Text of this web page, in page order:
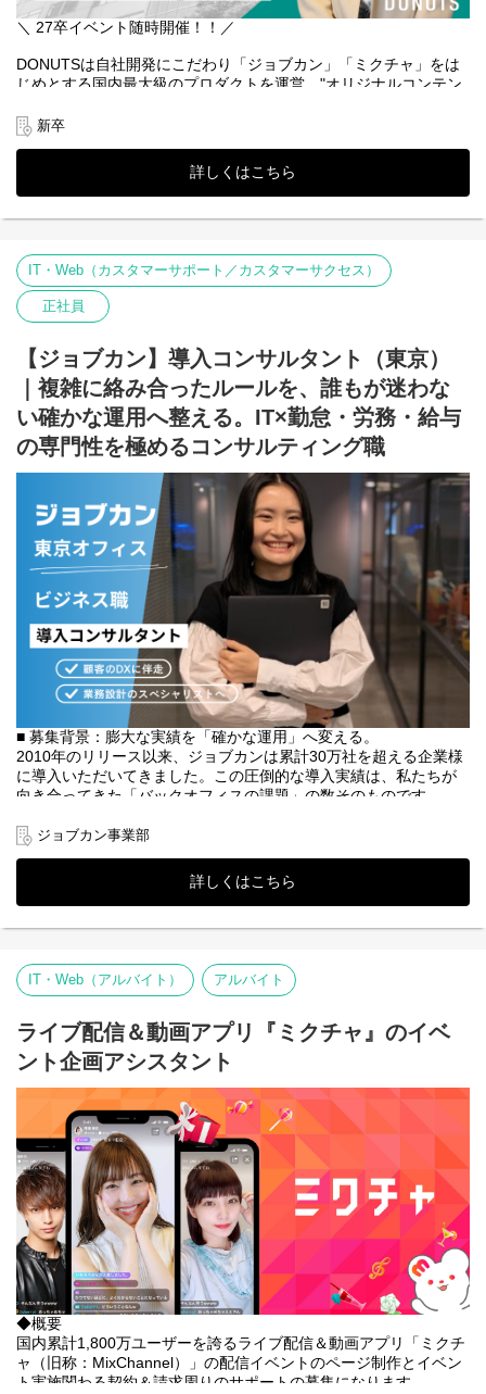
『カルテ入れ替えの立ち会いで操作を教えてもらっているうち
に、自分でもいろいろやってみたくなってしまった・・・』
『ルーティン業務だけだと満足できず業務効率化が生きがいか
も・・・』
『医療事務の知識を活かして、医療事務より年収を上げたい！』
昨日より今日、今日より明日と、日々当たり前がもっと便利にな
っていくようなプロダクトを一緒に作っていきましょう。
■担当プロダクト
②労務管理
③給与計算
上記いずれかの担当としてカスタマーサクセスを推進して頂きま
※知識習得のためインサイドセールスから業務を始める可能性が
＼ 27卒イベント随時開催！！／
DONUTSは自社開発にこだわり「ジョブカン」「ミクチャ」をは
じめとする国内最大級のプロダクトを運営、"オリジナルコンテン
その価値が残り続けるプロダクト創りをしています。
DONUTSのプロダクトは「toB領域」「toC領域」「大規模プロダ
クト」「新規立ち上げ」など多種多様です。職種もエンジニア、
す。
将来どうなりたいか決まっていない。それはおかしなことじゃあ
りません！色んな経験を積んでから決めたっていいじゃないです
ょう。全力で組んで初めて見えるものもあります！
■まずは気軽な気持ちで参加してみよう■
当社説明会では、働き方やプロダクトの内容はもちろん、
DONUTSだからこそ目指せるキャリアや、新卒で入社した若手社
員の実際の声もお届けします！
採用担当との座談会では"就活の相談も大歓迎"です。DONUTSの
ことを知っている方はもちろん、知らない方もぜひお気軽にご参
加ください！
◇◆職種別オンライン会社説明会◆◇
----------------------------------------------------------
＜Webエンジニア＞
▼予約はこちらから！▼
https://forms.gle/oEsD4fYQEJjPEKPn6
※以降の開催は未定です
----------------------------------------------------------
＜ビジネス職＞
07/09(木) 17:00～18:00
07/24(金) 13:00～14:00
https://forms.gle/UYqHQfEyRmwDRvP97
※以降の開催は未定です
----------------------------------------------------------
＜ゲーム事業部／説明会・業界研究会＞
05/29(金) 13:00～14:00
▼予約はこちらから！▼
https://forms.gle/6NH8GFPqgMDjzZRKA
※日程は今後、順次公開・追加予定ですのでぜひご確認くださ
い。
新卒
詳しくはこちら
IT・Web（カスタマーサポート／カスタマーサクセス）
正社員
【ジョブカン】導入コンサルタント（東京）
｜複雑に絡み合ったルールを、誰もが迷わな
い確かな運用へ整える。IT×勤怠・労務・給与
の専門性を極めるコンサルティング職
■ 募集背景：膨大な実績を「確かな運用」へ変える。
2010年のリリース以来、ジョブカンは累計30万社を超える企業様
に導入いただいてきました。この圧倒的な導入実績は、私たちが
向き合ってきた「バックオフィスの課題」の数そのものです。
と進化しています。それに伴い、大手企業や複雑な運用を抱える
ノのインフラ」へと定着させるプロジェクトマネジメントのプロ
が不可欠となっております。
■ 今、カスタマーサポートや営業の現場で「泥臭く」戦っているあ
「単なる御用聞きで終わりたくない」「もっと顧客の経営基盤に
近い部分で、自らの介在価値を証明したい」——そんな想いを抱
今、あなたが現場で回している高速なPDCA、顧客の要望を形にす
るための緻密な調整力、そして最後まで責任を持つ完遂力。その
すべてが、ジョブカンではプロジェクトを成功に導く最強の武器
になります。
■ ミッション：「設定」の先にある「業務の成功」を設計する。
主な役割は、単一システムの納品ではなく、顧客の現状を深く理
解し、ジョブカンの持つ柔軟な機能を駆使して、その会社にとっ
ての最適解を導き出すことです。
・制度を「生きた仕組み」へ変える。オーダーメイドのシステム
構築
企業の数だけ存在する多様な就業規則や給与規定。その背景にあ
る想いや複雑なルールを丁寧に紐解き、ジョブカンという器へ最
適に落とし込んでいきます。制度がデジタルの力でスムーズに動
き出す瞬間を創り出す、パズルを完成させるような知的好奇心と
達成感を味わえる工程です。
・お客様の成功にコミットする課題解決の提案：
特定の業務フローと機能の間にギャップが生じた際も、単に「で
きない」で終わらせるのではなく、法的・運用の両面から工夫や
ジョブカン事業部
詳しくはこちら
IT・Web（アルバイト） アルバイト
ライブ配信＆動画アプリ『ミクチャ』のイベ
ント企画アシスタント
◆概要
国内累計1,800万ユーザーを誇るライブ配信＆動画アプリ「ミクチ
ャ（旧称：MixChannel）」の配信イベントのページ制作とイベン
ト実施関わる契約＆請求周りのサポートの募集になります。